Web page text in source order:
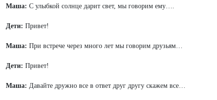
Маша: С улыбкой солнце дарит свет, мы говорим ему….
Дети: Привет!
Маша: При встрече через много лет мы говорим друзьям…
Дети: Привет!
Маша: Давайте дружно все в ответ друг другу скажем все…